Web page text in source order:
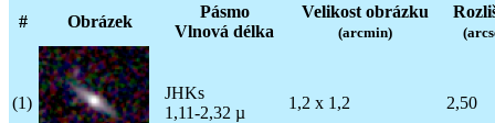
# Obrázek
Pásmo
Vlnová délka
Velikost obrázku
(arcmin)
(1)
JHKs
1,11-2,32 µ
1,2 x 1,2 2,50